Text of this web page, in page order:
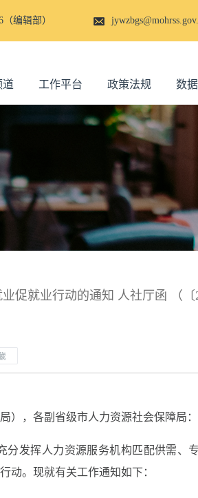
（编辑部）
道 工作平台 政策法规 数
促就业行动的通知 人社厅函 （〔
），各副省级市人力资源社会保障局：
分发挥人力资源服务机构匹配供需、
动。现就有关工作通知如下：